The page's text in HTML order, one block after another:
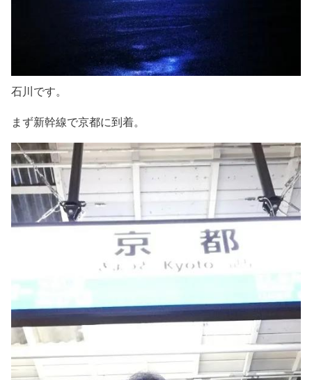
石川です。
まず新幹線で京都に到着。